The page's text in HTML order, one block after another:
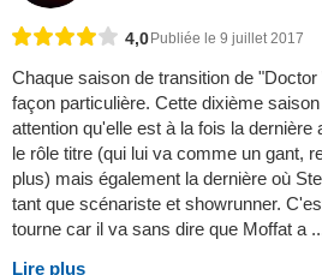
4,0 Publiée le 9 juillet 2017
Chaque saison de transition de
façon particulière. Cette dixième
attention qu'elle est à la fois la dernière
le rôle titre (qui lui va comme un gant,
plus) mais également la dernière où
tant que scénariste et showrunner.
tourne car il va sans dire que Moffat a
Lire plus